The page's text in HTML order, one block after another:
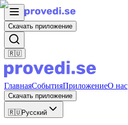
Скачать приложение
🇷🇺
ГлавнаяСобытияПриложениеО нас
Скачать приложение
🇷🇺Русский